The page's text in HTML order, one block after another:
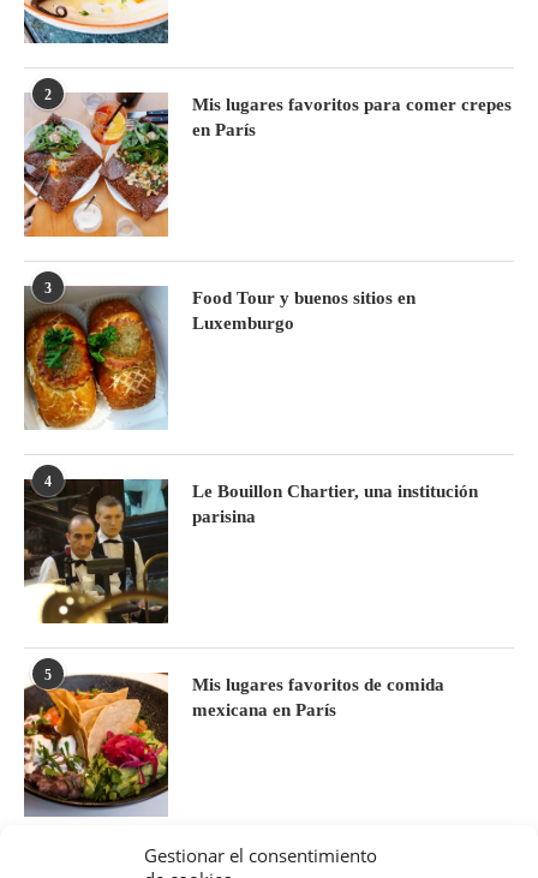
Gestionar el consentimiento
2
Mis lugares favoritos para comer crepes
en París
3
Food Tour y buenos sitios en
Luxemburgo
4
Le Bouillon Chartier, una institución
parisina
5
Mis lugares favoritos de comida
mexicana en París